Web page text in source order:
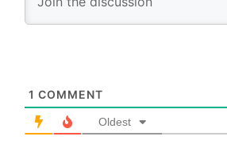
1 COMMENT
Oldest